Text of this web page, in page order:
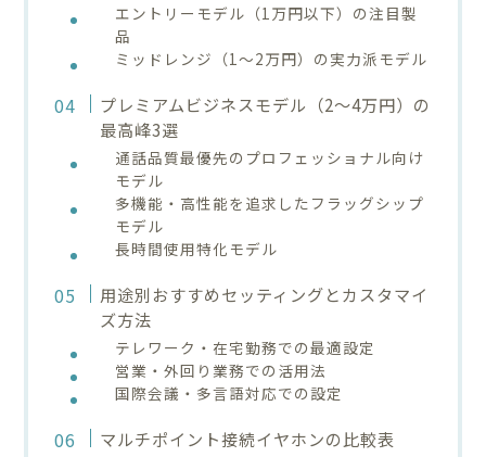
エントリーモデル（1万円以下）の注目製
品
ミッドレンジ（1〜2万円）の実力派モデル
プレミアムビジネスモデル（2〜4万円）の
最高峰3選
通話品質最優先のプロフェッショナル向け
モデル
多機能・高性能を追求したフラッグシップ
モデル
長時間使用特化モデル
用途別おすすめセッティングとカスタマイ
ズ方法
テレワーク・在宅勤務での最適設定
営業・外回り業務での活用法
国際会議・多言語対応での設定
マルチポイント接続イヤホンの比較表